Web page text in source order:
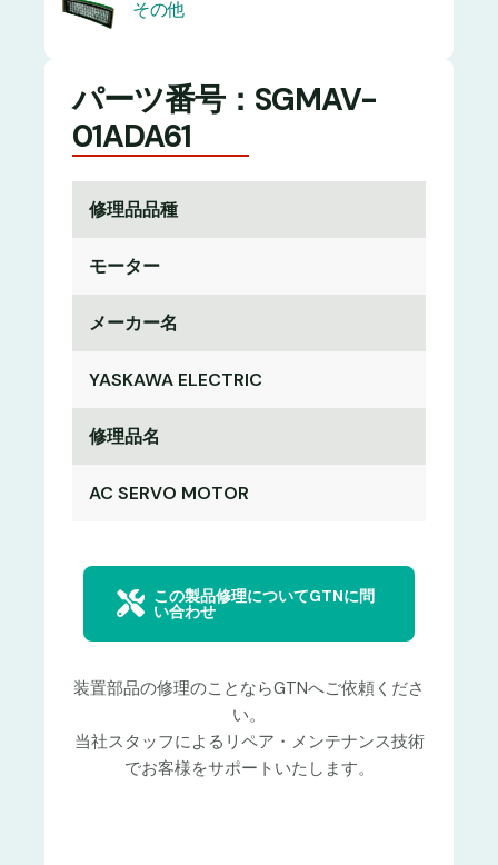
その他
パーツ番号：SGMAV-
01ADA61
修理品品種
モーター
メーカー名
YASKAWA ELECTRIC
修理品名
AC SERVO MOTOR
この製品修理についてGTNに問
い合わせ
装置部品の修理のことならGTNへご依頼くださ
い。
当社スタッフによるリペア・メンテナンス技術
でお客様をサポートいたします。